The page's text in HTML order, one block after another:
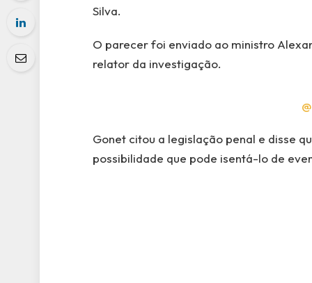
Silva.
O parecer foi enviado ao ministro
relator da investigação.
Gonet citou a legislação penal e disse
possibilidade que pode isentá-lo de